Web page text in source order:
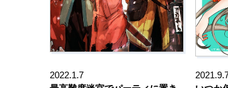
2022.1.7